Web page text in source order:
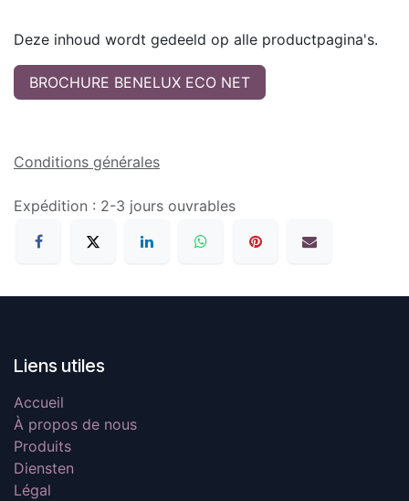
Deze inhoud wordt gedeeld op alle productpagina's.
BROCHURE BENELUX ECO NET
Conditions générales
Expédition : 2-3 jours ouvrables
Liens utiles
Accueil
À propos de nous
Produits
Diensten
Légal